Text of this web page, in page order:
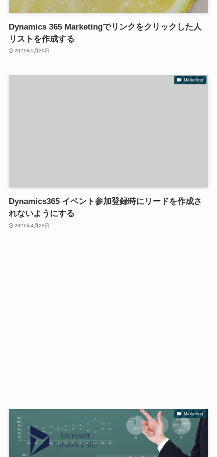
Dynamics 365 Marketingでリンクをクリックした人
リストを作成する
2021年5月20日
Marketing
Dynamics365 イベント参加登録時にリードを作成さ
れないようにする
2021年4月22日
Marketing